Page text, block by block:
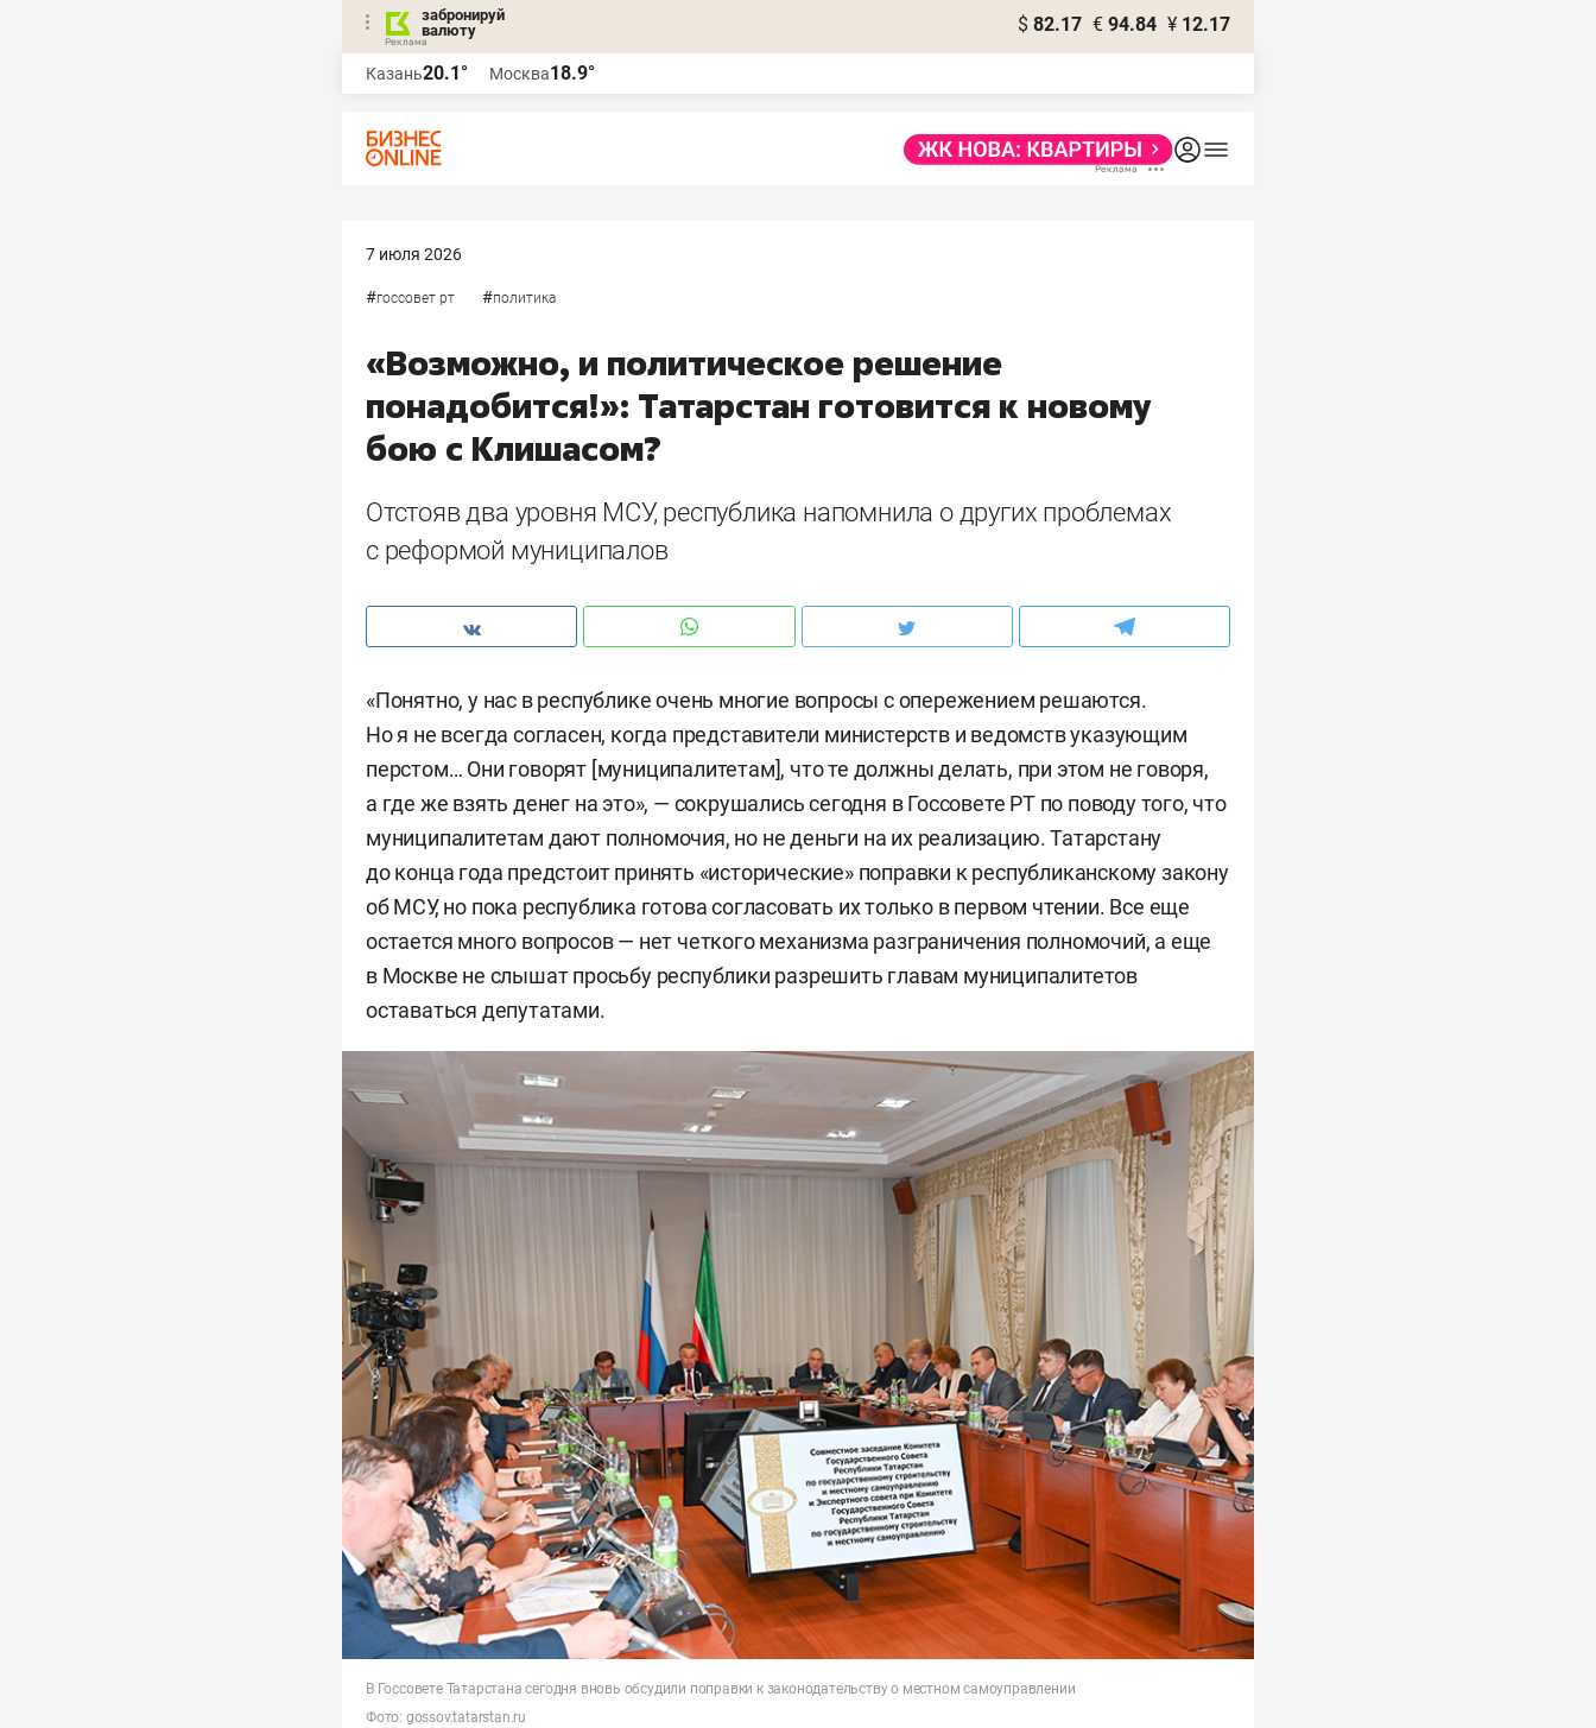
забронируй
валюту
$ 82.17 € 94.84 ¥ 12.17
Казань20.1° Москва18.9°
7 июля 2026
#госсовет рт #политика
«Возможно, и политическое решение
понадобится!»: Татарстан готовится к новому
бою с Клишасом?
Отстояв два уровня МСУ, республика напомнила о других проблемах
с реформой муниципалов
«Понятно, у нас в республике очень многие вопросы с опережением решаются.
Но я не всегда согласен, когда представители министерств и ведомств указующим
перстом… Они говорят [муниципалитетам], что те должны делать, при этом не говоря,
а где же взять денег на это», — сокрушались сегодня в Госсовете РТ по поводу того, что
муниципалитетам дают полномочия, но не деньги на их реализацию. Татарстану
до конца года предстоит принять «исторические» поправки к республиканскому закону
об МСУ, но пока республика готова согласовать их только в первом чтении. Все еще
остается много вопросов — нет четкого механизма разграничения полномочий, а еще
в Москве не слышат просьбу республики разрешить главам муниципалитетов
оставаться депутатами.
В Госсовете Татарстана сегодня вновь обсудили поправки к законодательству о местном самоуправлении
Фото: gossov.tatarstan.ru